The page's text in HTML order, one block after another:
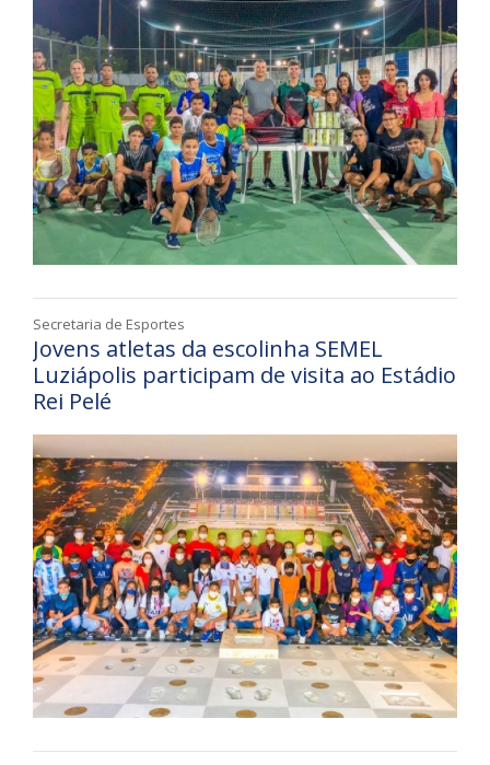
Secretaria de Esportes
Jovens atletas da escolinha SEMEL
Luziápolis participam de visita ao Estádio
Rei Pelé